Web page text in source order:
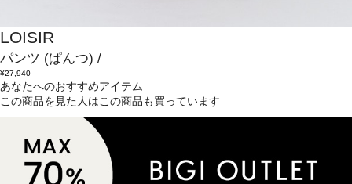
LOISIR
パンツ (ぱんつ) /
¥27,940
あなたへのおすすめアイテム
この商品を見た人はこの商品も買っています